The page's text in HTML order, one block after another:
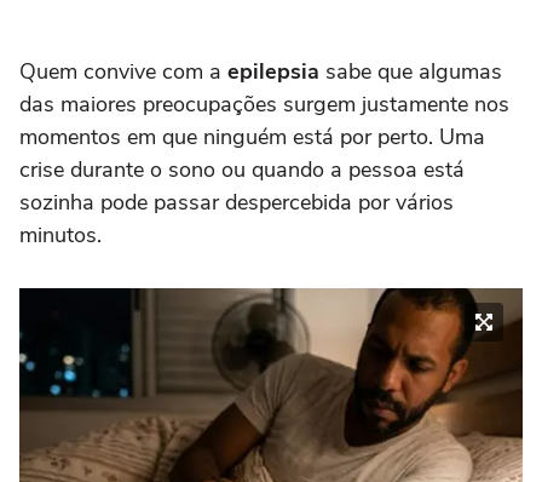
Quem convive com a epilepsia sabe que algumas
das maiores preocupações surgem justamente nos
momentos em que ninguém está por perto. Uma
crise durante o sono ou quando a pessoa está
sozinha pode passar despercebida por vários
minutos.